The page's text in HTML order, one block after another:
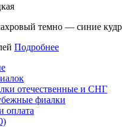
темно — синие
Подробнее
отечественные и СНГ
фиалки
оплата